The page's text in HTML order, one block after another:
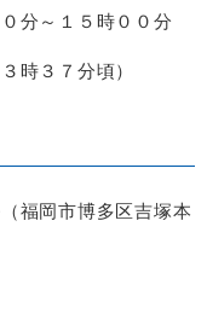
分～１５時００分
３７分頃）
福岡市博多区吉塚本